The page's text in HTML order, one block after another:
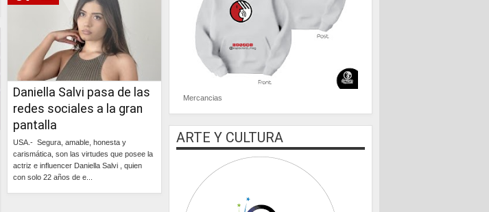
Daniella Salvi pasa de las
redes sociales a la gran
pantalla
USA.- Segura, amable, honesta y
carismática, son las virtudes que posee la
actriz e influencer Daniella Salvi , quien
con solo 22 años de e...
Mercancias
ARTE Y CULTURA